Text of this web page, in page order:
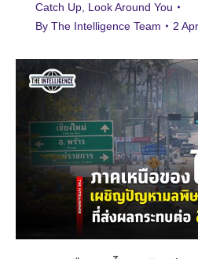
Catch Up Look Around You
By The Intelligence Team 2